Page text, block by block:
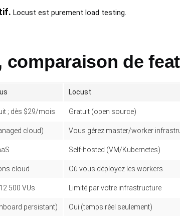
Locust est purement load testing.
de
Locust
; dès $29/mois Gratuit (open source)
cloud) Vous gérez master/worker
Self-hosted (VM/Kubernetes)
cloud Où vous déployez les workers
500 VUs Limité par votre infrastructure
persistant) Oui (temps réel seulement)